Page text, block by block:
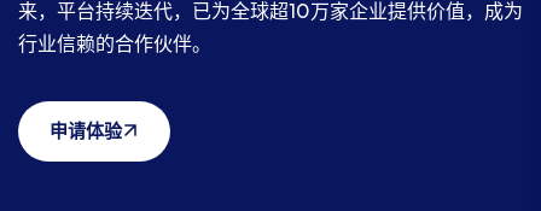
来，平台持续迭代，已为全球超10万家企业提供价值，成为
行业信赖的合作伙伴。
申请体验